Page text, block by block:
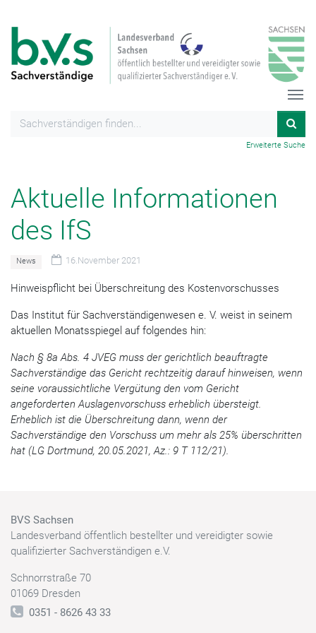
Erweiterte Suche
Aktuelle Informationen
des IfS
News 16.November 2021
Hinweispflicht bei Überschreitung des Kostenvorschusses
Das Institut für Sachverständigenwesen e. V. weist in seinem
aktuellen Monatsspiegel auf folgendes hin:
Nach § 8a Abs. 4 JVEG muss der gerichtlich beauftragte
Sachverständige das Gericht rechtzeitig darauf hinweisen, wenn
seine voraussichtliche Vergütung den vom Gericht
angeforderten Auslagenvorschuss erheblich übersteigt.
Erheblich ist die Überschreitung dann, wenn der
Sachverständige den Vorschuss um mehr als 25% überschritten
hat (LG Dortmund, 20.05.2021, Az.: 9 T 112/21).
BVS Sachsen
Landesverband öffentlich bestellter und vereidigter sowie
qualifizierter Sachverständigen e.V.
Schnorrstraße 70
01069 Dresden
0351 - 8626 43 33